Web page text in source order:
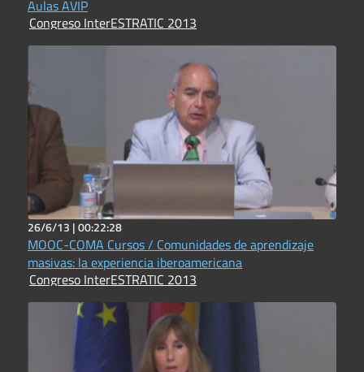
Aulas AVIP
Congreso InterESTRATIC 2013
26/6/13 |00:22:28
MOOC-COMA Cursos / Comunidades de aprendizaje
masivas: la experiencia iberoamericana
Congreso InterESTRATIC 2013